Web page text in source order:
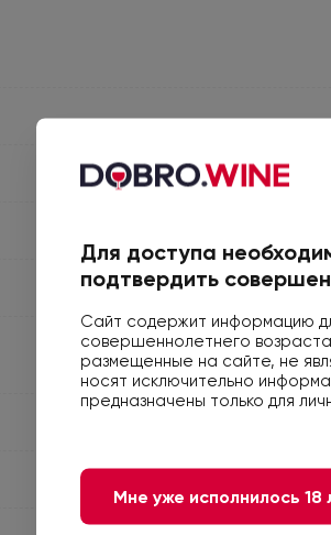
Для доступа
подтвердить
Сайт содержит информацию
совершеннолетнего
размещенные на сайте, не
носят исключительно
предназначены только для
Мне уже исполнилось 18